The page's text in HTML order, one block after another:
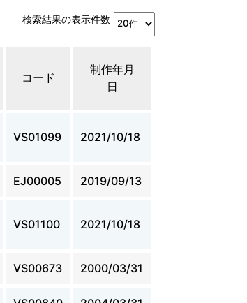
検索結果の表示件数
コード
制作年月
日
VS01099 2021/10/18
EJ00005 2019/09/13
VS01100 2021/10/18
VS00673 2000/03/31